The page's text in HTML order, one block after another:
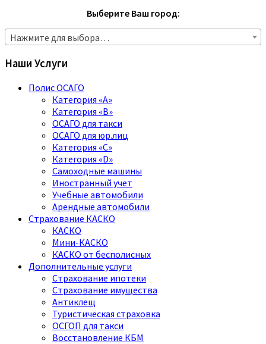
Выберите Ваш город:
Нажмите для выбора…
Наши Услуги
Полис ОСАГО
Категория «A»
Категория «B»
ОСАГО для такси
ОСАГО для юр.лиц
Категория «C»
Категория «D»
Самоходные машины
Иностранный учет
Учебные автомобили
Арендные автомобили
Страхование КАСКО
КАСКО
Мини-КАСКО
КАСКО от бесполисных
Дополнительные услуги
Страхование ипотеки
Страхование имущества
Антиклещ
Туристическая страховка
ОСГОП для такси
Восстановление КБМ